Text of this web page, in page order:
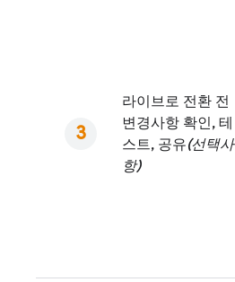
라이브로 전환 전
변경사항 확인, 테
스트, 공유(선택사
항)